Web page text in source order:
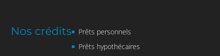
Nos crédits
Prêts personnels
Prêts hypothécaires